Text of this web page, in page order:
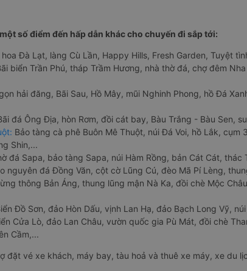
số điểm đến hấp dẫn khác cho chuyến đi sắp tới:
hoa Đà Lạt, làng Cù Lần, Happy Hills, Fresh Garden, Tuyệt
biển Trần Phú, tháp Trầm Hương, nhà thờ đá, chợ đêm
hải đăng, Bãi Sau, Hồ Mây, mũi Nghinh Phong, hồ Đá
đá Ông Địa, hòn Rơm, đồi cát bay, Bàu Trắng - Bàu Sen,
Bảo tàng cà phê Buôn Mê Thuột, núi Đá Voi, hồ Lắk, cụm
Shin,...
đá Sapa, bảo tàng Sapa, núi Hàm Rồng, bản Cát Cát,
nguyên đá Đồng Văn, cột cờ Lũng Cú, đèo Mã Pí Lèng,
thông Bản Áng, thung lũng mận Nà Ka, đồi chè Mộc
Đồ Sơn, đảo Hòn Dấu, vịnh Lan Hạ, đảo Bạch Long Vỹ,
Cửa Lò, đảo Lan Châu, vườn quốc gia Pù Mát, đồi chè
Cầm,...
đặt vé xe khách, máy bay, tàu hoả và thuê xe máy, xe du